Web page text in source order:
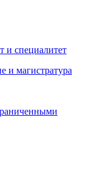
и специалитет
и магистратура